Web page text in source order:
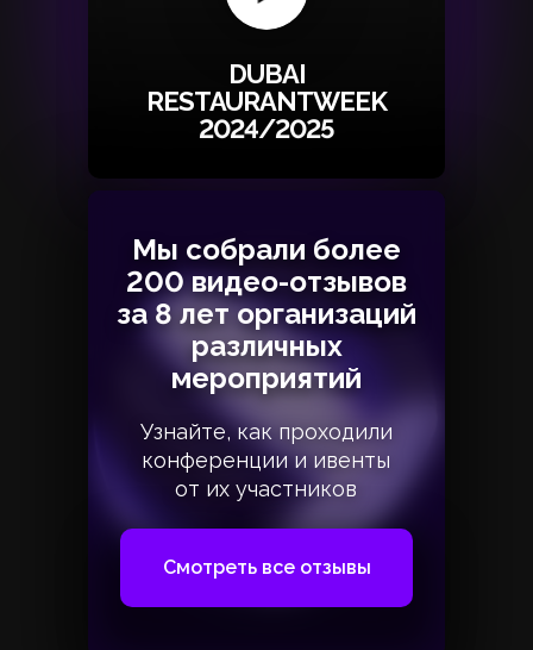
DUBAI
RESTAURANTWEEK
2024/2025
Узнайте, как проходили
конференции и ивенты
от их участников
Узнайте, как проходили
конференции и ивенты
от их участников
Мы собрали более
200 видео-отзывов
за 8 лет организаций
различных
мероприятий
Мы собрали более
200 видео-отзывов
за 8 лет организаций
различных
мероприятий
Смотреть все отзывы